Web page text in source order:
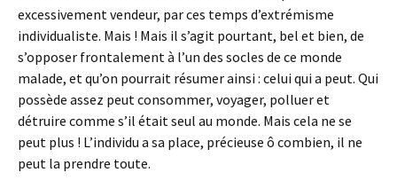
excessivement vendeur, par ces temps d’extrémisme
individualiste. Mais ! Mais il s’agit pourtant, bel et bien, de
s’opposer frontalement à l’un des socles de ce monde
malade, et qu’on pourrait résumer ainsi : celui qui a peut. Qui
possède assez peut consommer, voyager, polluer et
détruire comme s’il était seul au monde. Mais cela ne se
peut plus ! L’individu a sa place, précieuse ô combien, il ne
peut la prendre toute.